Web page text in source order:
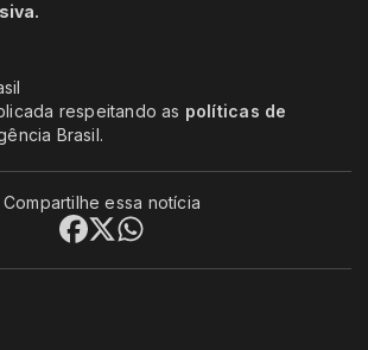
respeitando as políticas de
Brasil.
Compartilhe essa notícia